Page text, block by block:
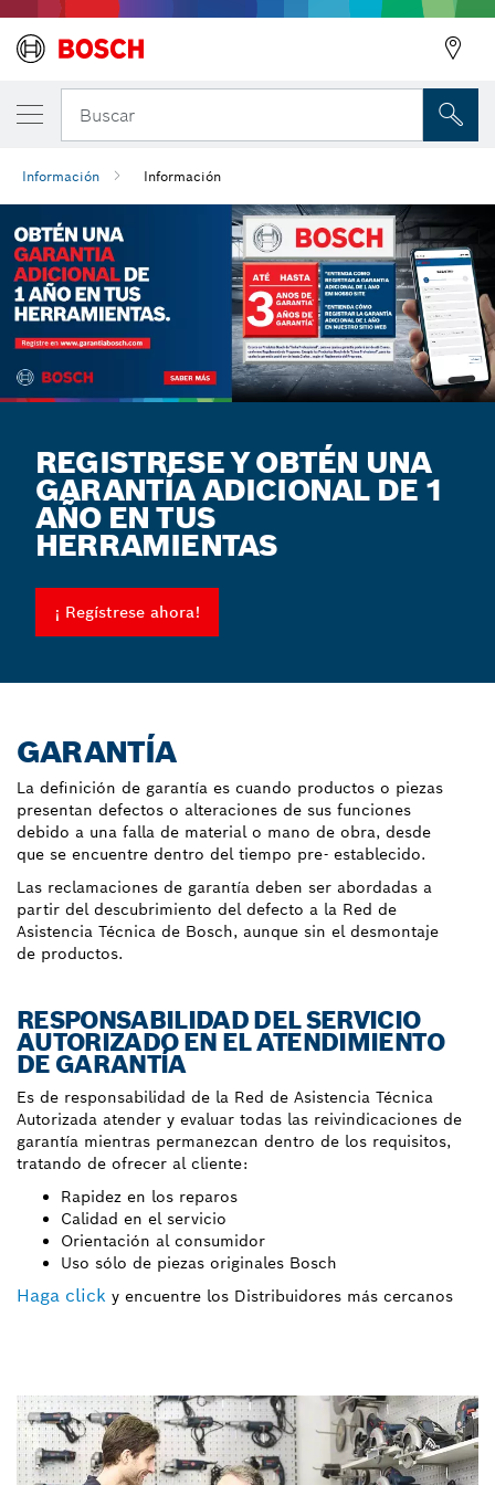
Buscar
Información Información
REGISTRESE Y OBTÉN UNA
GARANTÍA ADICIONAL DE 1
AÑO EN TUS
HERRAMIENTAS
¡ Regístrese ahora!
GARANTÍA
La definición de garantía es cuando productos o piezas
presentan defectos o alteraciones de sus funciones
debido a una falla de material o mano de obra, desde
que se encuentre dentro del tiempo pre- establecido.
Las reclamaciones de garantía deben ser abordadas a
partir del descubrimiento del defecto a la Red de
Asistencia Técnica de Bosch, aunque sin el desmontaje
de productos.
RESPONSABILIDAD DEL SERVICIO
AUTORIZADO EN EL ATENDIMIENTO
DE GARANTÍA
Es de responsabilidad de la Red de Asistencia Técnica
Autorizada atender y evaluar todas las reivindicaciones de
garantía mientras permanezcan dentro de los requisitos,
tratando de ofrecer al cliente:
Rapidez en los reparos
Calidad en el servicio
Orientación al consumidor
Uso sólo de piezas originales Bosch
Haga click y encuentre los Distribuidores más cercanos